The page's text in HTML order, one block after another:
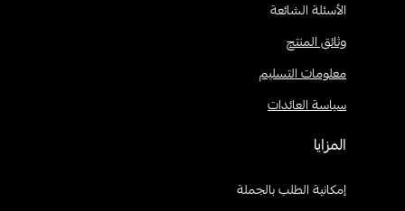
الأسئلة الشائعة
وثائق المنتج
معلومات التسليم
سياسة العائدات
المزايا
إمكانية الطلب بالجملة